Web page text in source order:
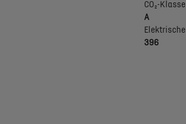
CO₂-
A
396